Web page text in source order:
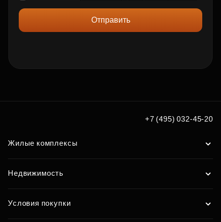
Отправить
+7 (495) 032-45-20
Жилые комплексы
Недвижимость
Условия покупки